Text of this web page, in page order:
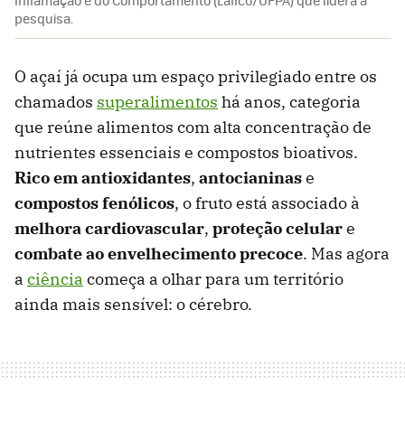
pesquisa.
O açaí já ocupa um espaço privilegiado entre os
chamados superalimentos há anos, categoria
que reúne alimentos com alta concentração de
nutrientes essenciais e compostos bioativos.
Rico em antioxidantes, antocianinase
compostos fenólicos, o fruto está associado à
melhora cardiovascular, proteção celulare
combate ao envelhecimento precoce. Mas agora
a ciência começa a olhar para um território
ainda mais sensível: o cérebro.